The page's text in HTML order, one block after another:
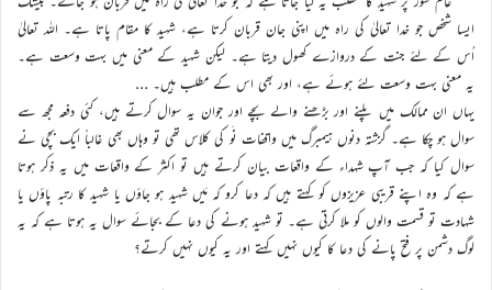
ایسا شخص جو خدا تعالیٰ کی راہ میں اپنی جان قربان کرتا ہے، شہید کا مقام پاتا ہے۔ اللہ تعالیٰ
اُس کے لئے جنت کے دروازے کھول دیتا ہے۔ لیکن شہید کے معنی میں بہت وسعت ہے۔
یہ معنی بہت وسعت لئے ہوئے ہے، اور بھی اس کے مطلب ہیں۔ …
یہاں ان ممالک میں پلنے اور بڑھنے والے بچے اور جوان یہ سوال کرتے ہیں، کئی دفعہ مجھ سے
سوال ہو چکا ہے۔ گزشتہ دنوں ہیمبرگ میں واقفات نَو کی کلاس تھی تو وہاں بھی غالباً ایک بچی نے
سوال کیا کہ جب آپ شہداء کے واقعات بیان کرتے ہیں تو اکثر کے واقعات میں یہ ذکر ہوتا
ہے کہ وہ اپنے قریبی عزیزوں کو کہتے ہیں کہ دعا کرو کہ مَیں شہید ہو جاؤں یا شہید کا رتبہ پاؤں یا
شہادت تو قسمت والوں کو ملا کرتی ہے۔ تو شہید ہونے کی دعا کے بجائے سوال یہ ہوتا ہے کہ یہ
لوگ دشمن پر فتح پانے کی دعا کا کیوں نہیں کہتے اور یہ کیوں نہیں کرتے؟